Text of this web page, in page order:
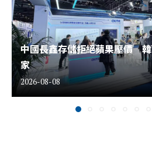
中國長鑫存儲拒絕蘋果壓價
家
2026-08-08